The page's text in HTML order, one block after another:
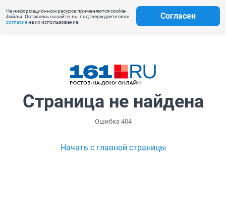
На информационном ресурсе применяются cookie-
файлы. Оставаясь на сайте, вы подтверждаете свое
согласиена их использование.
Согласен
Страница не найдена
Ошибка 404
Начать с главной страницы